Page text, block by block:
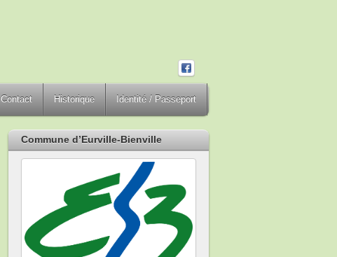
Contact Historique Identité / Passeport
Commune d’Eurville-Bienville